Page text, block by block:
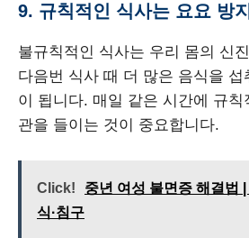
9. 규칙적인 식사는 요요 방
불규칙적인 식사는 우리 몸의 신
다음번 식사 때 더 많은 음식을 섭
이 됩니다. 매일 같은 시간에 규칙
관을 들이는 것이 중요합니다.
Click!
중년 여성 불면증 해결법
식·침구